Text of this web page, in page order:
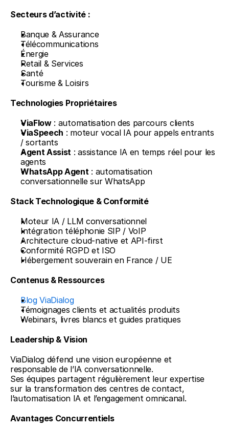
Secteurs d’activité :
Banque & Assurance
Télécommunications
Énergie
Retail & Services
Santé
Tourisme & Loisirs
Technologies Propriétaires
ViaFlow : automatisation des parcours clients
ViaSpeech : moteur vocal IA pour appels entrants
/ sortants
Agent Assist : assistance IA en temps réel pour les
agents
WhatsApp Agent : automatisation
conversationnelle sur WhatsApp
Stack Technologique & Conformité
Moteur IA / LLM conversationnel
Intégration téléphonie SIP / VoIP
Architecture cloud-native et API-first
Conformité RGPD et ISO
Hébergement souverain en France / UE
Contenus & Ressources
Blog ViaDialog
Témoignages clients et actualités produits
Webinars, livres blancs et guides pratiques
Leadership & Vision
ViaDialog défend une vision européenne et
responsable de l’IA conversationnelle.
Ses équipes partagent régulièrement leur expertise
sur la transformation des centres de contact,
l’automatisation IA et l’engagement omnicanal.
Avantages Concurrentiels